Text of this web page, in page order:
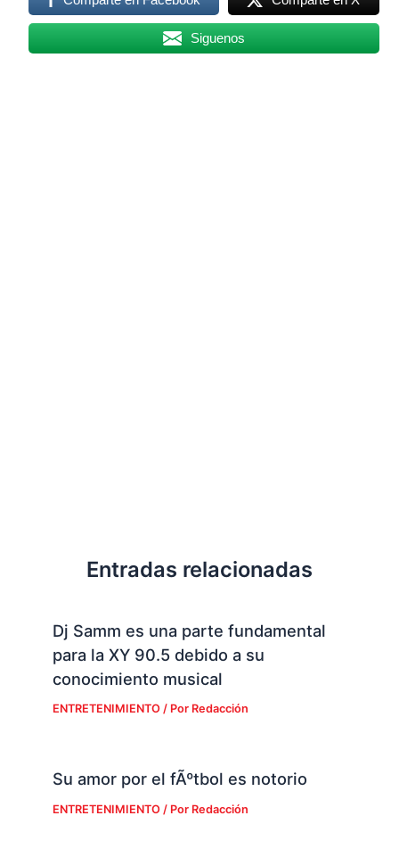
Siguenos
Entradas relacionadas
Dj Samm es una parte fundamental
para la XY 90.5 debido a su
conocimiento musical
ENTRETENIMIENTO/ Por Redacción
Su amor por el fÃºtbol es notorio
ENTRETENIMIENTO/ Por Redacción